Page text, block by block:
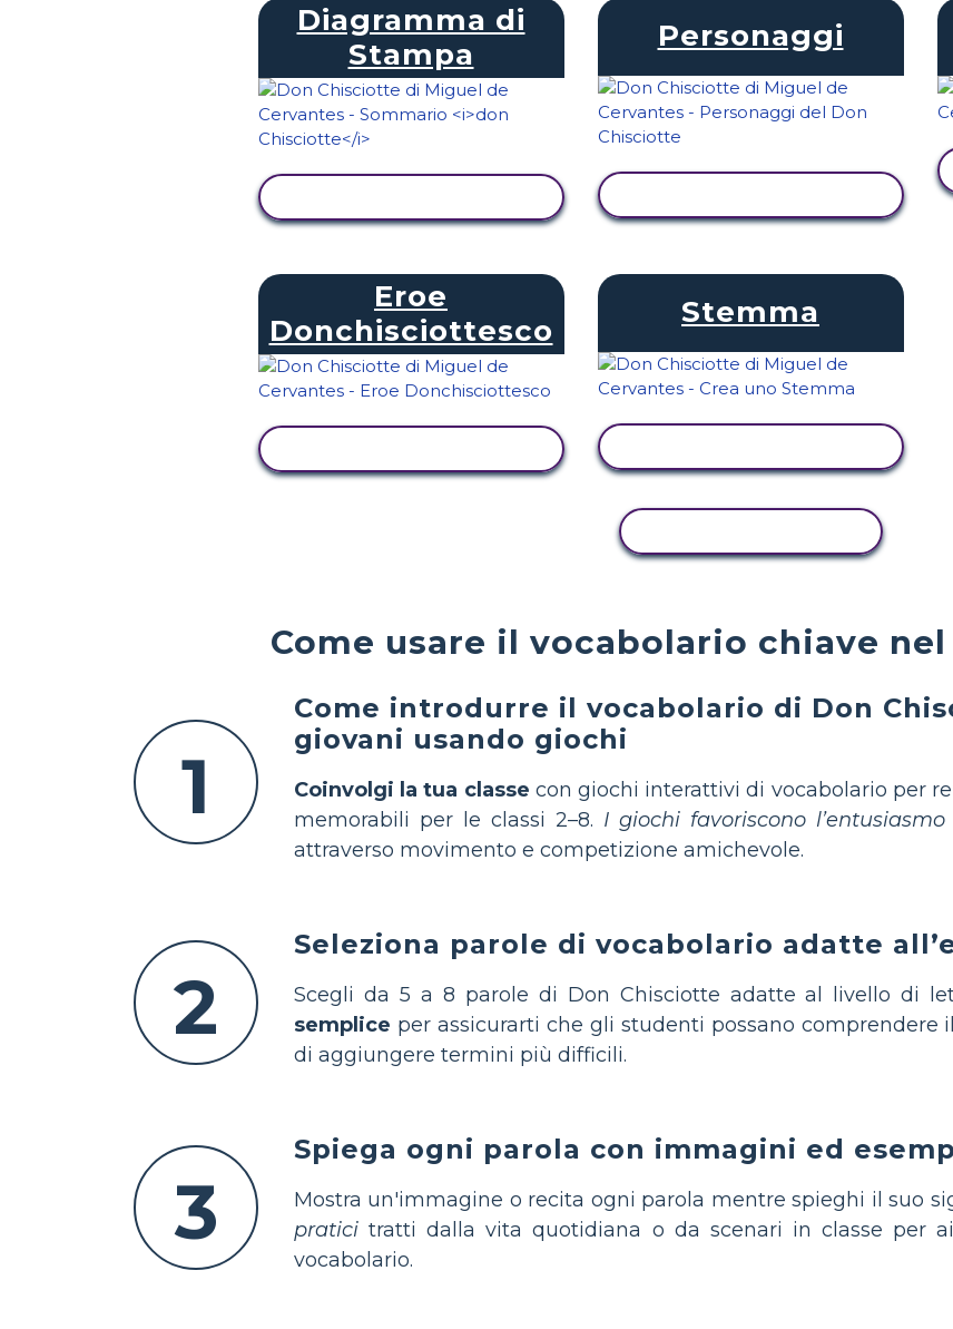
Come usare il vocabolario chiave
1
Come introdurre il vocabolario di Don
giovani usando giochi
Coinvolgi la tua classe con giochi interattivi di vocabolario per
memorabili per le classi 2–8. I giochi favoriscono
attraverso movimento e competizione amichevole.
2
Seleziona parole di vocabolario adatte
Scegli da 5 a 8 parole di Don Chisciotte adatte al livello di
semplice per assicurarti che gli studenti possano comprendere
di aggiungere termini più difficili.
3
Spiega ogni parola con immagini ed
Mostra un'immagine o recita ogni parola mentre spieghi il suo
pratici tratti dalla vita quotidiana o da scenari in classe per
vocabolario.
Diagramma di
Stampa
Personaggi
Eroe
Donchisciottesco
Stemma